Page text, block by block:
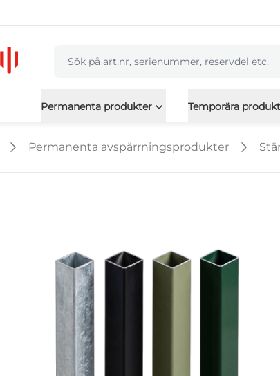
Permanenta produkter Temporära
Permanenta avspärrningsprodukter